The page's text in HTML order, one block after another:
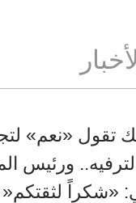
تقول «نعم»
ورئيس
«شكراً لثقتكم«